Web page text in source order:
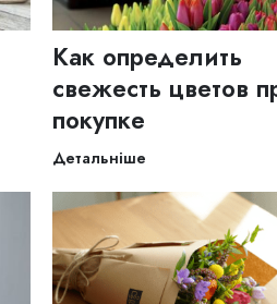
Как определить
свежесть цветов
покупке
Детальніше